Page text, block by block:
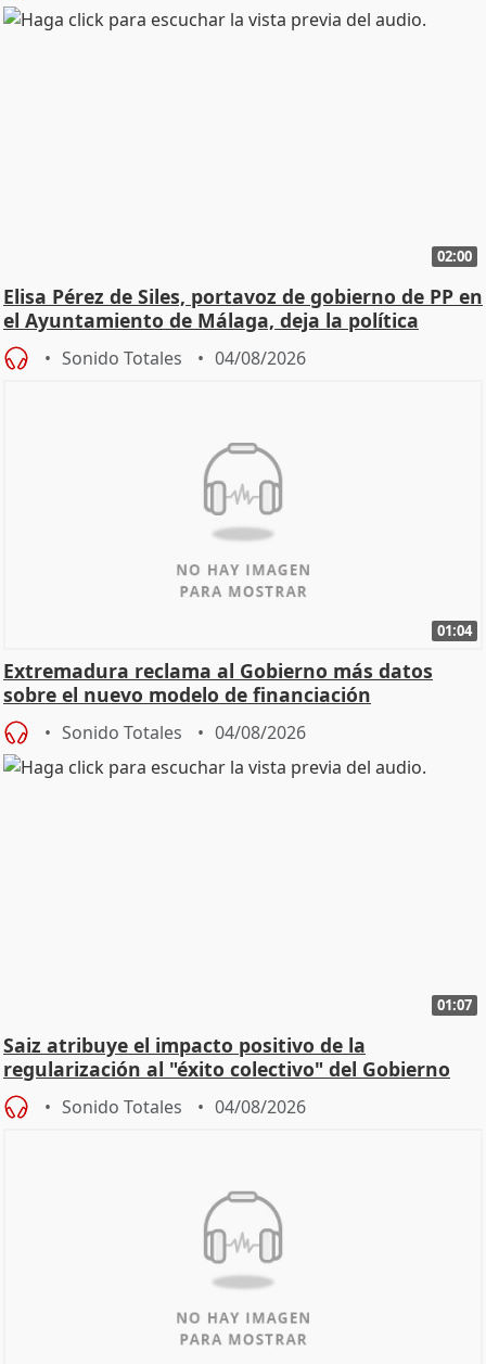
02:00
Elisa Pérez de Siles, portavoz de gobierno de PP en
el Ayuntamiento de Málaga, deja la política
Sonido Totales 04/08/2026
01:04
Extremadura reclama al Gobierno más datos
sobre el nuevo modelo de financiación
Sonido Totales 04/08/2026
01:07
Saiz atribuye el impacto positivo de la
regularización al "éxito colectivo" del Gobierno
Sonido Totales 04/08/2026